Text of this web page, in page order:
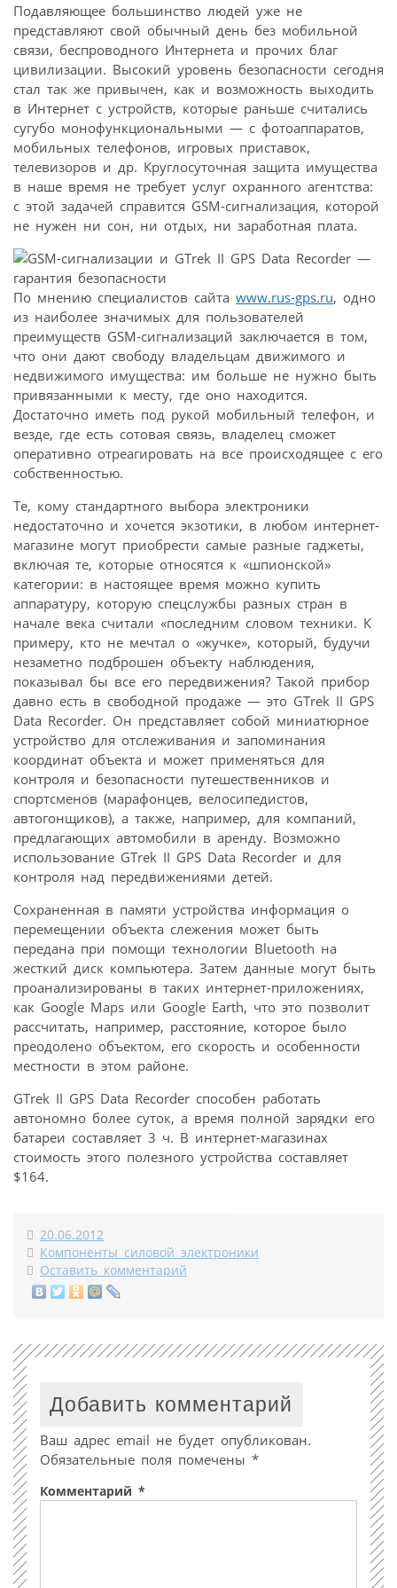
Подавляющее большинство людей уже не
представляют свой обычный день без мобильной
связи, беспроводного Интернета и прочих благ
цивилизации. Высокий уровень безопасности сегодня
стал так же привычен, как и возможность выходить
в Интернет с устройств, которые раньше считались
сугубо монофункциональными — с фотоаппаратов,
мобильных телефонов, игровых приставок,
телевизоров и др. Круглосуточная защита имущества
в наше время не требует услуг охранного агентства:
с этой задачей справится GSM-сигнализация, которой
не нужен ни сон, ни отдых, ни заработная плата.
По мнению специалистов сайта www.rus-gps.ru, одно
из наиболее значимых для пользователей
преимуществ GSM-сигнализаций заключается в том,
что они дают свободу владельцам движимого и
недвижимого имущества: им больше не нужно быть
привязанными к месту, где оно находится.
Достаточно иметь под рукой мобильный телефон, и
везде, где есть сотовая связь, владелец сможет
оперативно отреагировать на все происходящее с его
собственностью.
Те, кому стандартного выбора электроники
недостаточно и хочется экзотики, в любом интернет-
магазине могут приобрести самые разные гаджеты,
включая те, которые относятся к «шпионской»
категории: в настоящее время можно купить
аппаратуру, которую спецслужбы разных стран в
начале века считали «последним словом техники. К
примеру, кто не мечтал о «жучке», который, будучи
незаметно подброшен объекту наблюдения,
показывал бы все его передвижения? Такой прибор
давно есть в свободной продаже — это GTrek II GPS
Data Recorder. Он представляет собой миниатюрное
устройство для отслеживания и запоминания
координат объекта и может применяться для
контроля и безопасности путешественников и
спортсменов (марафонцев, велосипедистов,
автогонщиков), а также, например, для компаний,
предлагающих автомобили в аренду. Возможно
использование GTrek II GPS Data Recorder и для
контроля над передвижениями детей.
Сохраненная в памяти устройства информация о
перемещении объекта слежения может быть
передана при помощи технологии Bluetooth на
жесткий диск компьютера. Затем данные могут быть
проанализированы в таких интернет-приложениях,
как Google Maps или Google Earth, что это позволит
рассчитать, например, расстояние, которое было
преодолено объектом, его скорость и особенности
местности в этом районе.
GTrek II GPS Data Recorder способен работать
автономно более суток, а время полной зарядки его
батареи составляет 3 ч. В интернет-магазинах
стоимость этого полезного устройства составляет
$164.
20.06.2012
Компоненты силовой электроники
Оставить комментарий
Добавить комментарий
Ваш адрес email не будет опубликован.
Обязательные поля помечены *
Комментарий *